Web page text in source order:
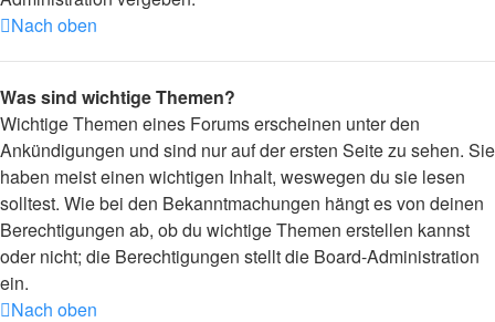
Nach oben
Was sind wichtige Themen?
Wichtige Themen eines Forums erscheinen unter den
Ankündigungen und sind nur auf der ersten Seite zu sehen. Sie
haben meist einen wichtigen Inhalt, weswegen du sie lesen
solltest. Wie bei den Bekanntmachungen hängt es von deinen
Berechtigungen ab, ob du wichtige Themen erstellen kannst
oder nicht; die Berechtigungen stellt die Board-Administration
ein.
Nach oben